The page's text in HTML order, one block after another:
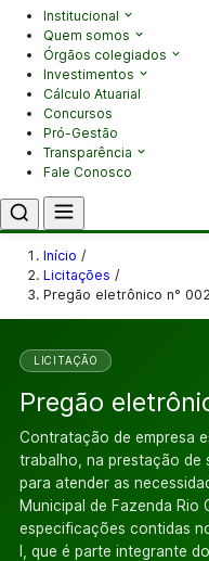
Institucional
Quem somos
Órgãos colegiados
Investimentos
Cálculo Atuarial
Concursos
Pró-Gestão
Transparência
Fale Conosco
Início /
Licitações /
Pregão eletrônico n°
LICITAÇÃO
Pregão
Contratação de empresa
trabalho, na prestação de
para atender as
Municipal de Fazenda Rio
especificações contidas no
I, que é parte integrante